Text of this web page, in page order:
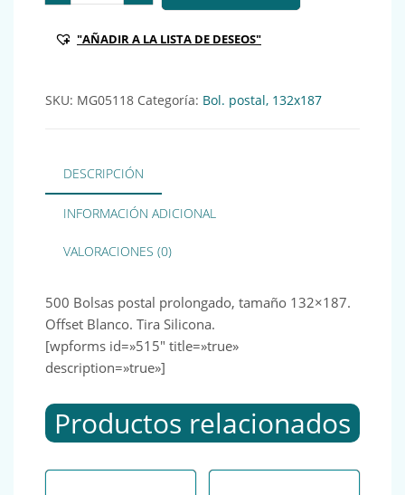
"AÑADIR A LA LISTA DE DESEOS"
SKU: MG05118 Categoría: Bol. postal, 132x187
DESCRIPCIÓN
INFORMACIÓN ADICIONAL
VALORACIONES (0)
500 Bolsas postal prolongado, tamaño 132×187.
Offset Blanco. Tira Silicona.
[wpforms id=»515″ title=»true»
description=»true»]
Productos relacionados